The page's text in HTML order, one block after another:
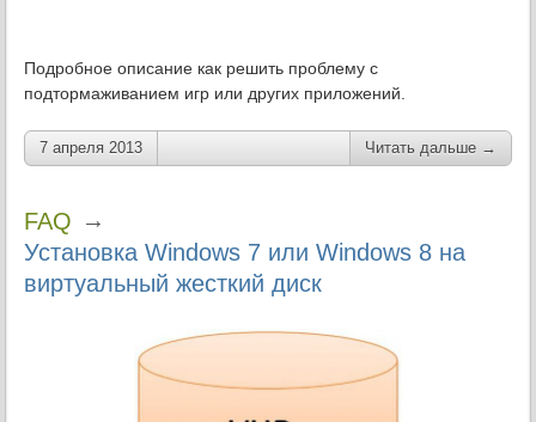
Подробное описание как решить проблему с
подтормаживанием игр или других приложений.
7 апреля 2013 Читать дальше →
FAQ →
Установка Windows 7 или Windows 8 на
виртуальный жесткий диск